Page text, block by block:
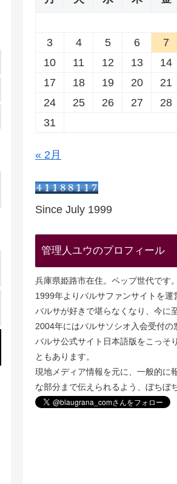
3
4 5 6 7
10
11 12 13 14
17
18 19 20 21
24
25 26 27 28
31
« 2月
Since July 1999
管理人ユウのプロフィール
兵庫県姫路市在住。ペップ世代です。
1999年よりバルサファンサイトを運
バルサが好きで堪らなくなり、今に
2004年にはバルサソシオ入会受付の
バルサ公式サイト日本語版をこっそ
ともあります。
現地メディア情報を元に、一般的に
な部分まで伝えられるよう、ぼちぼ